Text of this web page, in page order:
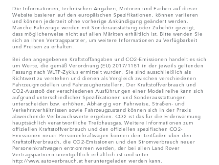
Die Informationen, technischen Angaben, Motoren und Farben auf dieser
Website basieren auf den europäischen Spezifikationen, können variieren
und können jederzeit ohne vorherige Ankündigung geändert werden.
Manche Fahrzeuge werden mit Sonderausstattung oder Zubehör gezeigt,
dass möglicherweise nicht auf allen Märkten erhältlich ist. Bitte wenden Sie
sich an Ihren Vertragspartner, um weitere Informationen zu Verfügbarkeit
und Preisen zu erhalten.
Bei den angegebenen Kraftstoffangaben und CO2-Emissionen handelt es sich
um Werte, die gemäß Verordnung (EU) 2017/1151 in der jeweils geltenden
Fassung nach WLTP-Zyklus ermittelt wurden. Sie sind ausschließlich als
Richtwert zu verstehen und dienen als Vergleich zwischen verschiedenen
Fahrzeugmodellen und Fahrzeugherstellern. Der Kraftstoffverbrauch und
CO2-Ausstoß der verschiedenen Ausführungen einer Modellreihe kann sich
aufgrund unterschiedlicher Spezifikationen und Sonderausstattungen
unterscheiden bzw. erhöhen. Abhängig von Fahrweise, Straßen- und
Verkehrsverhältnissen sowie Fahrzeugzustand können sich in der Praxis
abweichende Verbrauchswerte ergeben. CO2 ist das für die Erderwärmung
hauptsächlich verantwortliche Treibhausgas. Weitere Informationen zum
offiziellen Kraftstoffverbrauch und den offiziellen spezifischen CO2-
Emissionen neuer Personenkraftwagen können dem Leitfaden über den
Kraftstoffverbrauch, die CO2-Emissionen und den Stromverbrauch neuer
Personenkraftwagen entnommen werden, der bei allen Land Rover
Vertragspartnern unentgeltlich erhältlich ist und unter
http://www.autoverbrauch.at heruntergeladen werden kann.